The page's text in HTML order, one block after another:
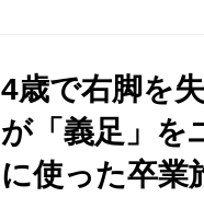
作品を公開している。
パッと見たところ「怒
いったところか。 投稿
激怒したハエを作っ
4歳で右脚を
が「義足」を
に使った卒業